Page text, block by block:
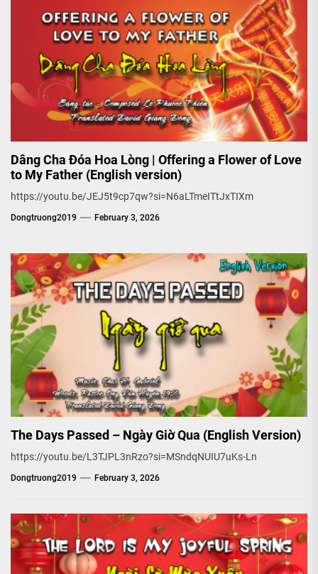
Dâng Cha Đóa Hoa Lòng | Offering a Flower of Love
to My Father (English version)
https://youtu.be/JEJ5t9cp7qw?si=N6aLTmeITtJxTIXm
Dongtruong2019 February 3, 2026
The Days Passed – Ngày Giờ Qua (English Version)
https://youtu.be/L3TJPL3nRzo?si=MSndqNUIU7uKs-Ln
Dongtruong2019 February 3, 2026